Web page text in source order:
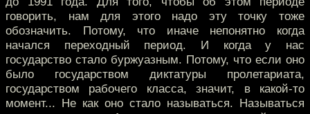
говорить, нам для этого надо эту точку тоже
обозначить. Потому, что иначе непонятно когда
начался переходный период. И когда у нас
государство стало буржуазным. Потому, что если оно
было государством диктатуры пролетариата,
государством рабочего класса, значит, в какой-то
момент... Не как оно стало называться. Называться